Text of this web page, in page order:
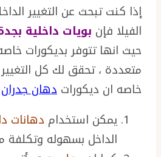
إذا كنت تبحث عن التغيير
الفيلا فإن بويات داخلية
حيث انها تتوفر بديكورات
متعددة ، تحقق لك كل
خاصه ان ديكورات دهان جدران
يمكن استخدام دهانات
الداخل بسهوله وتكلفة